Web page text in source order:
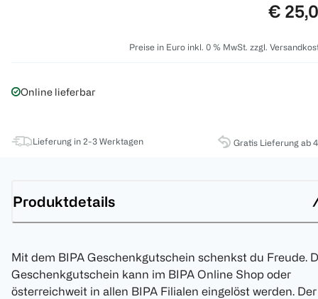
Preis:
€
Preise in Euro inkl. 0 % MwSt. zzgl.
Online lieferbar
Lieferung in 2-3 Werktagen Gratis Lieferung ab
Produktdetails
Mit dem BIPA Geschenkgutschein schenkst du Freude.
Geschenkgutschein kann im BIPA Online Shop oder
österreichweit in allen BIPA Filialen eingelöst werden. Der